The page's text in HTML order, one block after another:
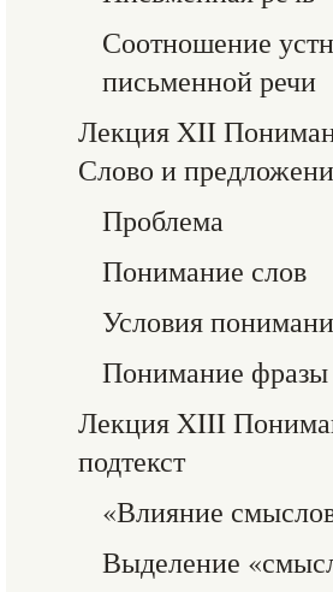
Соотношение
письменной речи
Лекция XII
Слово и
Проблема
Понимание слов
Условия
Понимание фразы
Лекция XIII
подтекст
«Влияние
Выделение